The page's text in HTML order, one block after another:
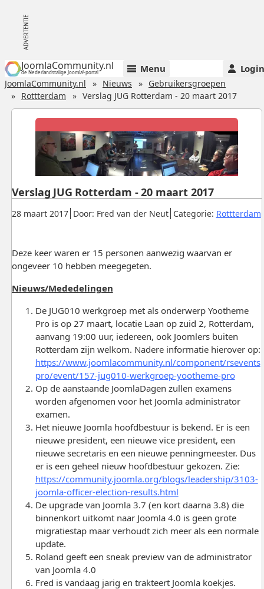
JoomlaCommunity.nl
de Nederlandstalige Joomla!-portal Menu Login
JoomlaCommunity.nl Nieuws
Gebruikersgroepen
Rottterdam
Verslag JUG Rotterdam - 20 maart 2017
Gepubliceerd:
28 maart 2017. Door: Fred van der Neut. Categorie: Rottterdam.
Verslag JUG Rotterdam - 20 maart 2017
Deze keer waren er 15 personen aanwezig waarvan er
ongeveer 10 hebben meegegeten.
Nieuws/Mededelingen
De JUG010 werkgroep met als onderwerp Yootheme
Pro is op 27 maart, locatie Laan op zuid 2, Rotterdam,
aanvang 19:00 uur, iedereen, ook Joomlers buiten
Rotterdam zijn welkom. Nadere informatie hierover op:
https://www.joomlacommunity.nl/component/rsevents
pro/event/157-jug010-werkgroep-yootheme-pro
Op de aanstaande JoomlaDagen zullen examens
worden afgenomen voor het Joomla administrator
examen.
Het nieuwe Joomla hoofdbestuur is bekend. Er is een
nieuwe president, een nieuwe vice president, een
nieuwe secretaris en een nieuwe penningmeester. Dus
er is een geheel nieuw hoofdbestuur gekozen. Zie:
https://community.joomla.org/blogs/leadership/3103-
joomla-officer-election-results.html
De upgrade van Joomla 3.7 (en kort daarna 3.8) die
binnenkort uitkomt naar Joomla 4.0 is geen grote
migratiestap maar verhoudt zich meer als een normale
update.
Roland geeft een sneak preview van de administrator
van Joomla 4.0
Fred is vandaag jarig en trakteert Joomla koekjes.